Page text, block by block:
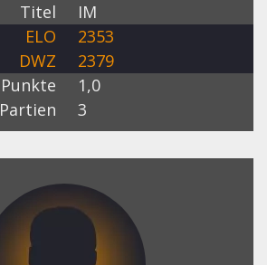
Titel
IM
ELO
2353
DWZ
2379
Punkte
1,0
Partien
3